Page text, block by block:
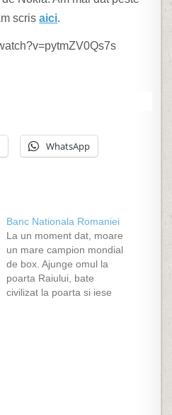
scrisaici.
WhatsApp
Banc Nationala Romaniei
La un moment dat, moare
un mare campion mondial
de box. Ajunge omul la
poarta Raiului, bate
civilizat la poarta si iese